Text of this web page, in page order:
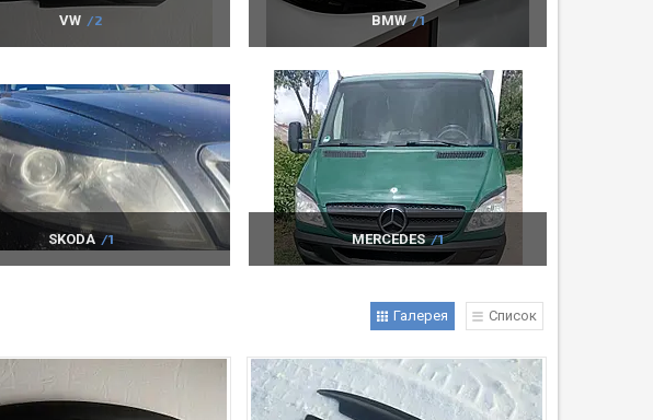
VW 2 BMW 1
SKODA 1 MERCEDES 1
Галерея Список